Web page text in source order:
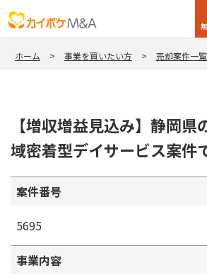
ホーム 事業を買いたい方 売却案件一覧
【増収増益見込み】静岡
域密着型デイサービス案件
案件番号
5695
事業内容